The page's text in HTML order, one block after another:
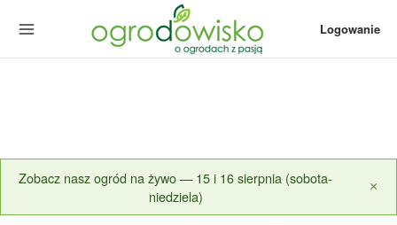
Logowanie
Zobacz nasz ogród na żywo — 15 i 16 sierpnia (sobota-
niedziela)
×